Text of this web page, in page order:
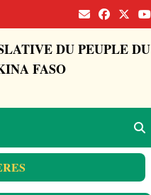
DU PEUPLE DU
FASO